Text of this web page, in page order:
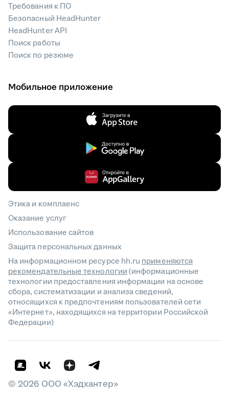
Требования к ПО
Безопасный HeadHunter
HeadHunter API
Поиск работы
Поиск по резюме
Мобильное приложение
Этика и комплаенс
Оказание услуг
Использование сайтов
Защита персональных данных
На информационном ресурсе hh.ru применяются
рекомендательные технологии(информационные
технологии предоставления информации на основе
сбора, систематизации и анализа сведений,
относящихся к предпочтениям пользователей сети
«Интернет», находящихся на территории Российской
Федерации)
© 2026 ООО «Хэдхантер»